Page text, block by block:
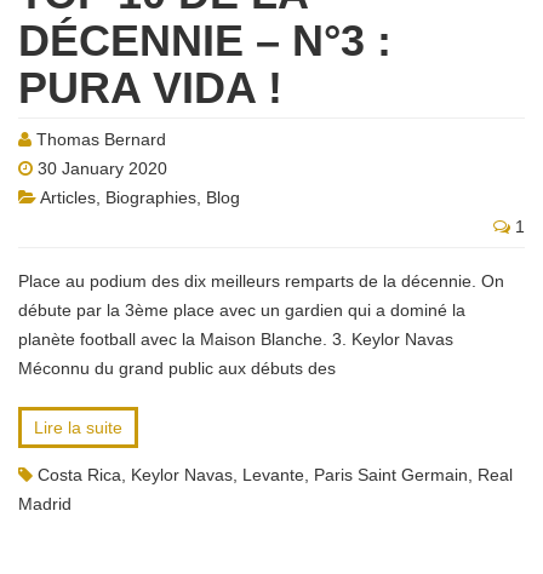
DÉCENNIE – N°3 :
PURA VIDA !
Thomas Bernard
30 January 2020
Articles Biographies Blog
1
Place au podium des dix meilleurs remparts de la décennie. On
débute par la 3ème place avec un gardien qui a dominé la
planète football avec la Maison Blanche. 3. Keylor Navas
Méconnu du grand public aux débuts des
Lire la suite
Costa Rica Keylor Navas Levante Paris Saint Germain
Real
Madrid